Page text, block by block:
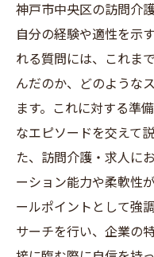
神戸市中央区の訪問介
自分の経験や適性を示
れる質問には、これま
んだのか、どのような
ます。これに対する準
なエピソードを交えて
た、訪問介護・求人に
ーション能力や柔軟性
ールポイントとして強
サーチを行い、企業の